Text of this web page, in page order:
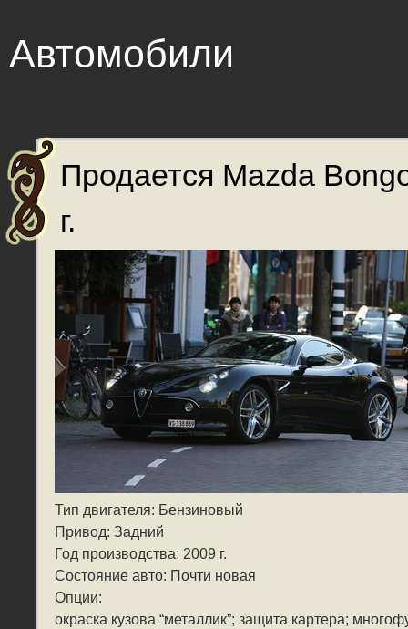
Автомобили
Продается Mazda
г.
Тип двигателя: Бензиновый
Привод: Задний
Год производства: 2009 г.
Состояние авто: Почти новая
Опции:
окраска кузова “металлик”; защита картера;